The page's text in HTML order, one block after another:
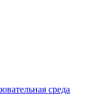
среда